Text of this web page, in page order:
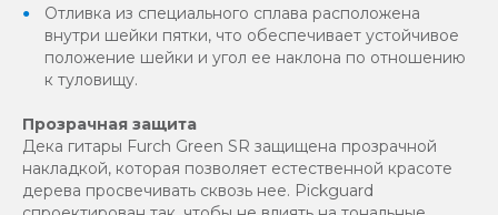
Отливка из специального сплава расположена
внутри шейки пятки, что обеспечивает устойчивое
положение шейки и угол ее наклона по отношению
к туловищу.
Прозрачная защита
Дека гитары Furch Green SR защищена прозрачной
накладкой, которая позволяет естественной красоте
дерева просвечивать сквозь нее. Pickguard